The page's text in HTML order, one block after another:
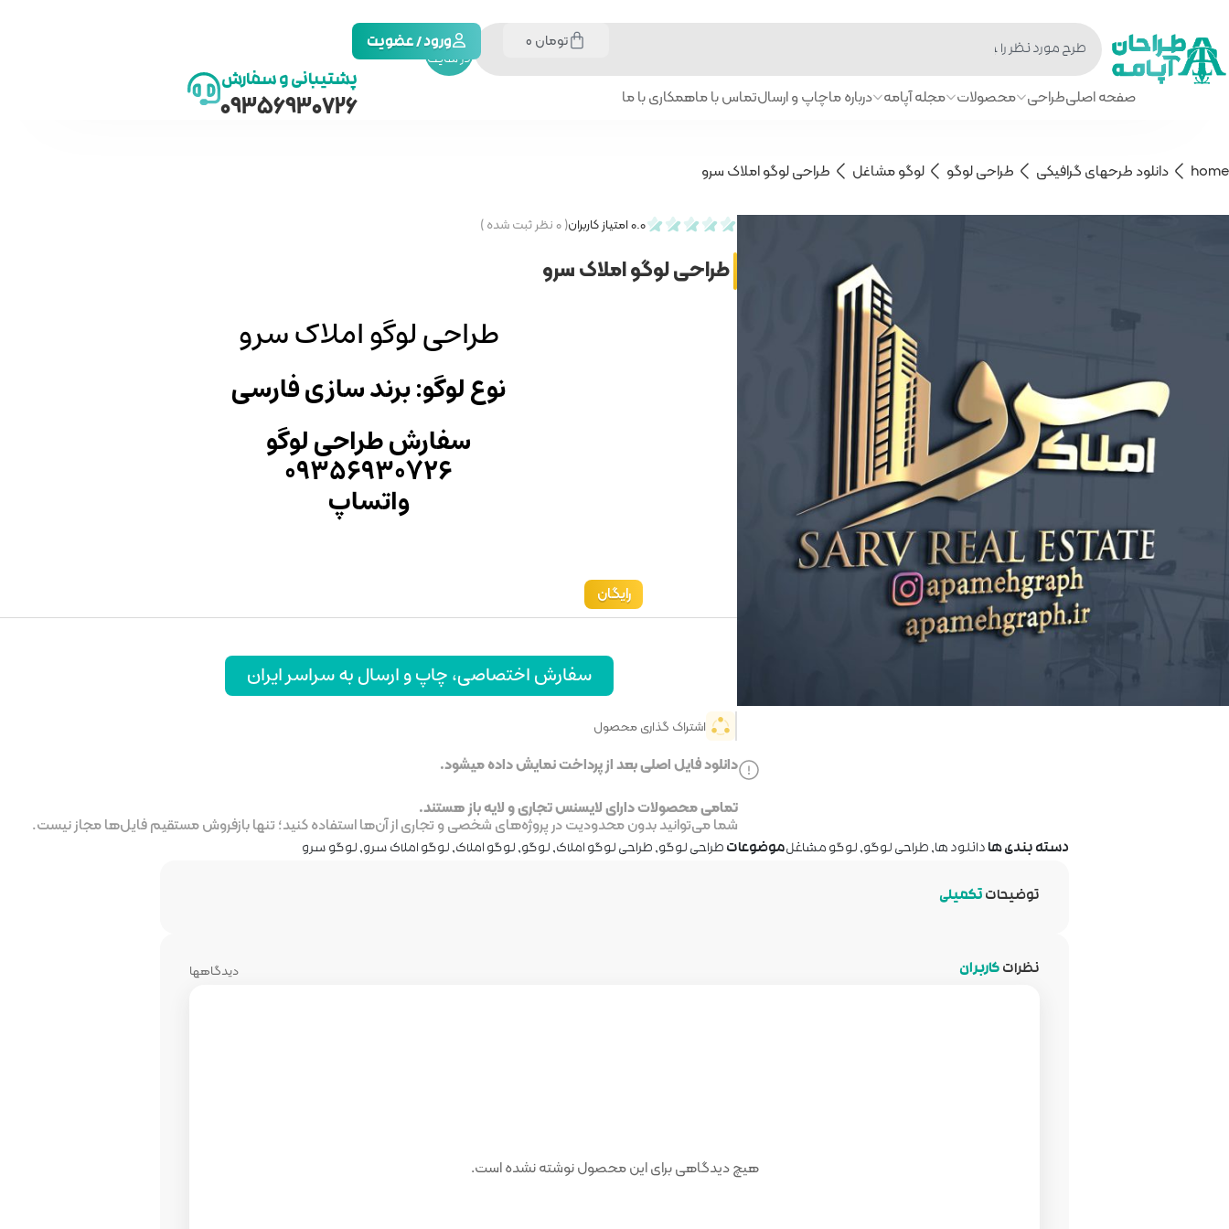
جستجو
در سایت
تومان ورود / عضویت
صفحه اصلیطراحی محصولات مجله آپامه درباره ماچاپ و ارسالتماس با ماهمکاری با ما
پشتیبانی و سفارش
09356930726
home دانلود طرحهای گرافیکی طراحی لوگو لوگو مشاغل طراحی لوگو املاک سرو
0.0امتیاز کاربران(۰نظر ثبت شده )
طراحی لوگو املاک سرو
طراحی لوگو املاک سرو
نوع لوگو: برند سازی فارسی
سفارش طراحی لوگو
۰۹۳۵۶۹۳۰۷۲۶
واتساپ
رایگان
سفارش اختصاصی، چاپ و ارسال به سراسر ایران
اشتراک گذاری محصول
دانلود فایل اصلی بعد از پرداخت نمایش داده میشود.
تمامی محصولات دارای لایسنس تجاری و لایه باز هستند.
شما می‌توانید بدون محدودیت در پروژه‌های شخصی و تجاری از آن‌ها استفاده کنید؛ تنها بازفروش مستقیم فایل‌ها مجاز نیست.
دسته بندی هادانلود ها,طراحی لوگو,لوگو مشاغلموضوعاتطراحی لوگو,طراحی لوگو املاک,لوگو,لوگو املاک,لوگو املاک سرو,لوگو سرو
توضیحاتتکمیلی
نظراتکاربران دیدگاهها
هیچ دیدگاهی برای این محصول نوشته نشده است.